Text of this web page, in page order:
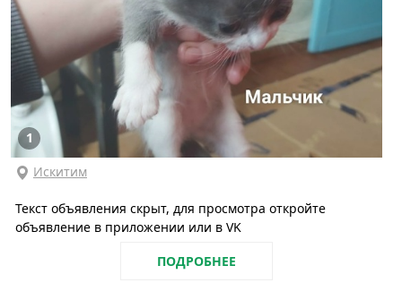
1
Искитим
Текст объявления скрыт, для просмотра откройте
объявление в приложении или в VK
ПОДРОБНЕЕ